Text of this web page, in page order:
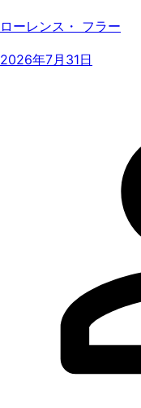
ローレンス・ フラー
2026年7月31日